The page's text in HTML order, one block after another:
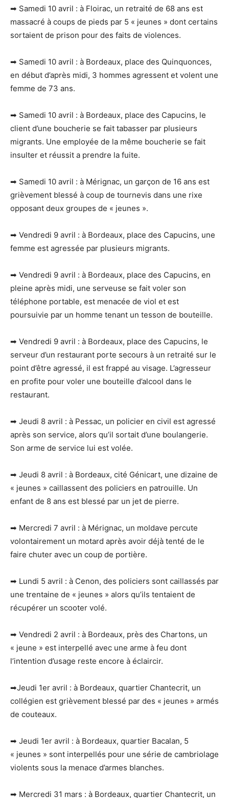
➡ Samedi 10 avril : à Floirac, un retraité de 68 ans est
massacré à coups de pieds par 5 « jeunes » dont certains
sortaient de prison pour des faits de violences.
➡ Samedi 10 avril : à Bordeaux, place des Quinquonces,
en début d’après midi, 3 hommes agressent et volent une
femme de 73 ans.
➡ Samedi 10 avril : à Bordeaux, place des Capucins, le
client d’une boucherie se fait tabasser par plusieurs
migrants. Une employée de la même boucherie se fait
insulter et réussit a prendre la fuite.
➡ Samedi 10 avril : à Mérignac, un garçon de 16 ans est
grièvement blessé à coup de tournevis dans une rixe
opposant deux groupes de « jeunes ».
➡ Vendredi 9 avril : à Bordeaux, place des Capucins, une
femme est agressée par plusieurs migrants.
➡ Vendredi 9 avril : à Bordeaux, place des Capucins, en
pleine après midi, une serveuse se fait voler son
téléphone portable, est menacée de viol et est
poursuivie par un homme tenant un tesson de bouteille.
➡ Vendredi 9 avril : à Bordeaux, place des Capucins, le
serveur d’un restaurant porte secours à un retraité sur le
point d’être agressé, il est frappé au visage. L’agresseur
en profite pour voler une bouteille d’alcool dans le
restaurant.
➡ Jeudi 8 avril : à Pessac, un policier en civil est agressé
après son service, alors qu’il sortait d’une boulangerie.
Son arme de service lui est volée.
➡ Jeudi 8 avril : à Bordeaux, cité Génicart, une dizaine de
« jeunes » caillassent des policiers en patrouille. Un
enfant de 8 ans est blessé par un jet de pierre.
➡ Mercredi 7 avril : à Mérignac, un moldave percute
volontairement un motard après avoir déjà tenté de le
faire chuter avec un coup de portière.
➡ Lundi 5 avril : à Cenon, des policiers sont caillassés par
une trentaine de « jeunes » alors qu’ils tentaient de
récupérer un scooter volé.
➡ Vendredi 2 avril : à Bordeaux, près des Chartons, un
« jeune » est interpellé avec une arme à feu dont
l’intention d’usage reste encore à éclaircir.
➡Jeudi 1er avril : à Bordeaux, quartier Chantecrit, un
collégien est grièvement blessé par des « jeunes » armés
de couteaux.
➡ Jeudi 1er avril : à Bordeaux, quartier Bacalan, 5
« jeunes » sont interpellés pour une série de cambriolage
violents sous la menace d’armes blanches.
➡ Mercredi 31 mars : à Bordeaux, quartier Chantecrit, un